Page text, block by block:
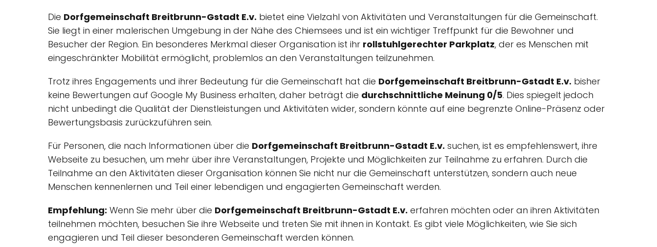
Die Dorfgemeinschaft Breitbrunn-Gstadt E.v. bietet eine Vielzahl von Aktivitäten und Veranstaltungen für die Gemeinschaft.
Sie liegt in einer malerischen Umgebung in der Nähe des Chiemsees und ist ein wichtiger Treffpunkt für die Bewohner und
Besucher der Region. Ein besonderes Merkmal dieser Organisation ist ihr rollstuhlgerechter Parkplatz, der es Menschen mit
eingeschränkter Mobilität ermöglicht, problemlos an den Veranstaltungen teilzunehmen.
Trotz ihres Engagements und ihrer Bedeutung für die Gemeinschaft hat die Dorfgemeinschaft Breitbrunn-Gstadt E.v. bisher
keine Bewertungen auf Google My Business erhalten, daher beträgt die durchschnittliche Meinung 0/5. Dies spiegelt jedoch
nicht unbedingt die Qualität der Dienstleistungen und Aktivitäten wider, sondern könnte auf eine begrenzte Online-Präsenz oder
Bewertungsbasis zurückzuführen sein.
Für Personen, die nach Informationen über die Dorfgemeinschaft Breitbrunn-Gstadt E.v. suchen, ist es empfehlenswert, ihre
Webseite zu besuchen, um mehr über ihre Veranstaltungen, Projekte und Möglichkeiten zur Teilnahme zu erfahren. Durch die
Teilnahme an den Aktivitäten dieser Organisation können Sie nicht nur die Gemeinschaft unterstützen, sondern auch neue
Menschen kennenlernen und Teil einer lebendigen und engagierten Gemeinschaft werden.
Empfehlung: Wenn Sie mehr über die Dorfgemeinschaft Breitbrunn-Gstadt E.v. erfahren möchten oder an ihren Aktivitäten
teilnehmen möchten, besuchen Sie ihre Webseite und treten Sie mit ihnen in Kontakt. Es gibt viele Möglichkeiten, wie Sie sich
engagieren und Teil dieser besonderen Gemeinschaft werden können.